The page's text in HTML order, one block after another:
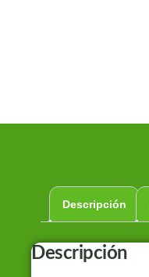
Descripción
Descripción